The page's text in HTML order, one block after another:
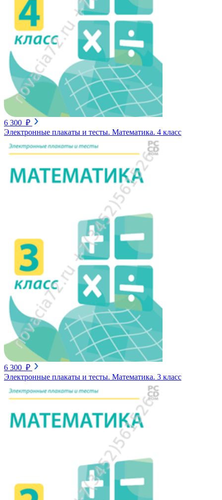
6 300 ₽
Электронные плакаты и тесты. Математика. 4 класс
6 300 ₽
Электронные плакаты и тесты. Математика. 3 класс